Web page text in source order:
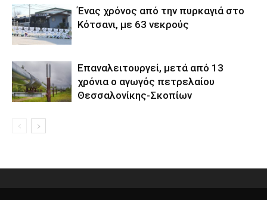
Ένας χρόνος από την πυρκαγιά στο
Κότσανι, με 63 νεκρούς
Επαναλειτουργεί, μετά από 13
χρόνια ο αγωγός πετρελαίου
Θεσσαλονίκης-Σκοπίων